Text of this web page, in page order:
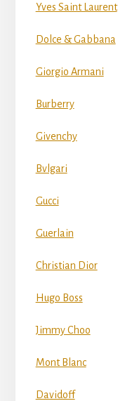
Yves Saint Laurent
Dolce & Gabbana
Giorgio Armani
Burberry
Givenchy
Bvlgari
Gucci
Guerlain
Christian Dior
Hugo Boss
Jimmy Choo
Mont Blanc
Davidoff